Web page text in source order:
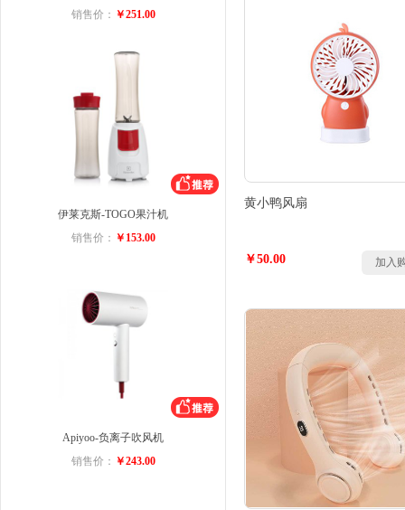
销售价： ￥251.00
伊莱克斯-TOGO果汁机
销售价： ￥153.00
Apiyoo-负离子吹风机
销售价： ￥243.00
黄小鸭风扇
￥50.00 加入